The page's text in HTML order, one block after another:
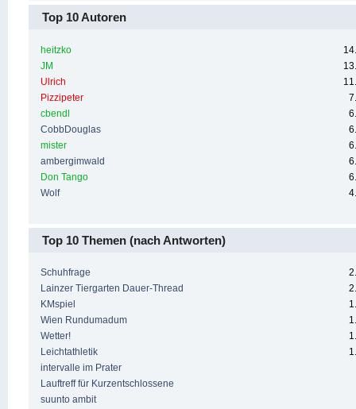
Top 10 Autoren
heitzko
JM
Ulrich
Pizzipeter
cbendl
CobbDouglas
mister
ambergimwald
Don Tango
Wolf
Top 10 Themen (nach Antworten)
Schuhfrage
Lainzer Tiergarten Dauer-Thread
KMspiel
Wien Rundumadum
Wetter!
Leichtathletik
intervalle im Prater
Lauftreff für Kurzentschlossene
suunto ambit